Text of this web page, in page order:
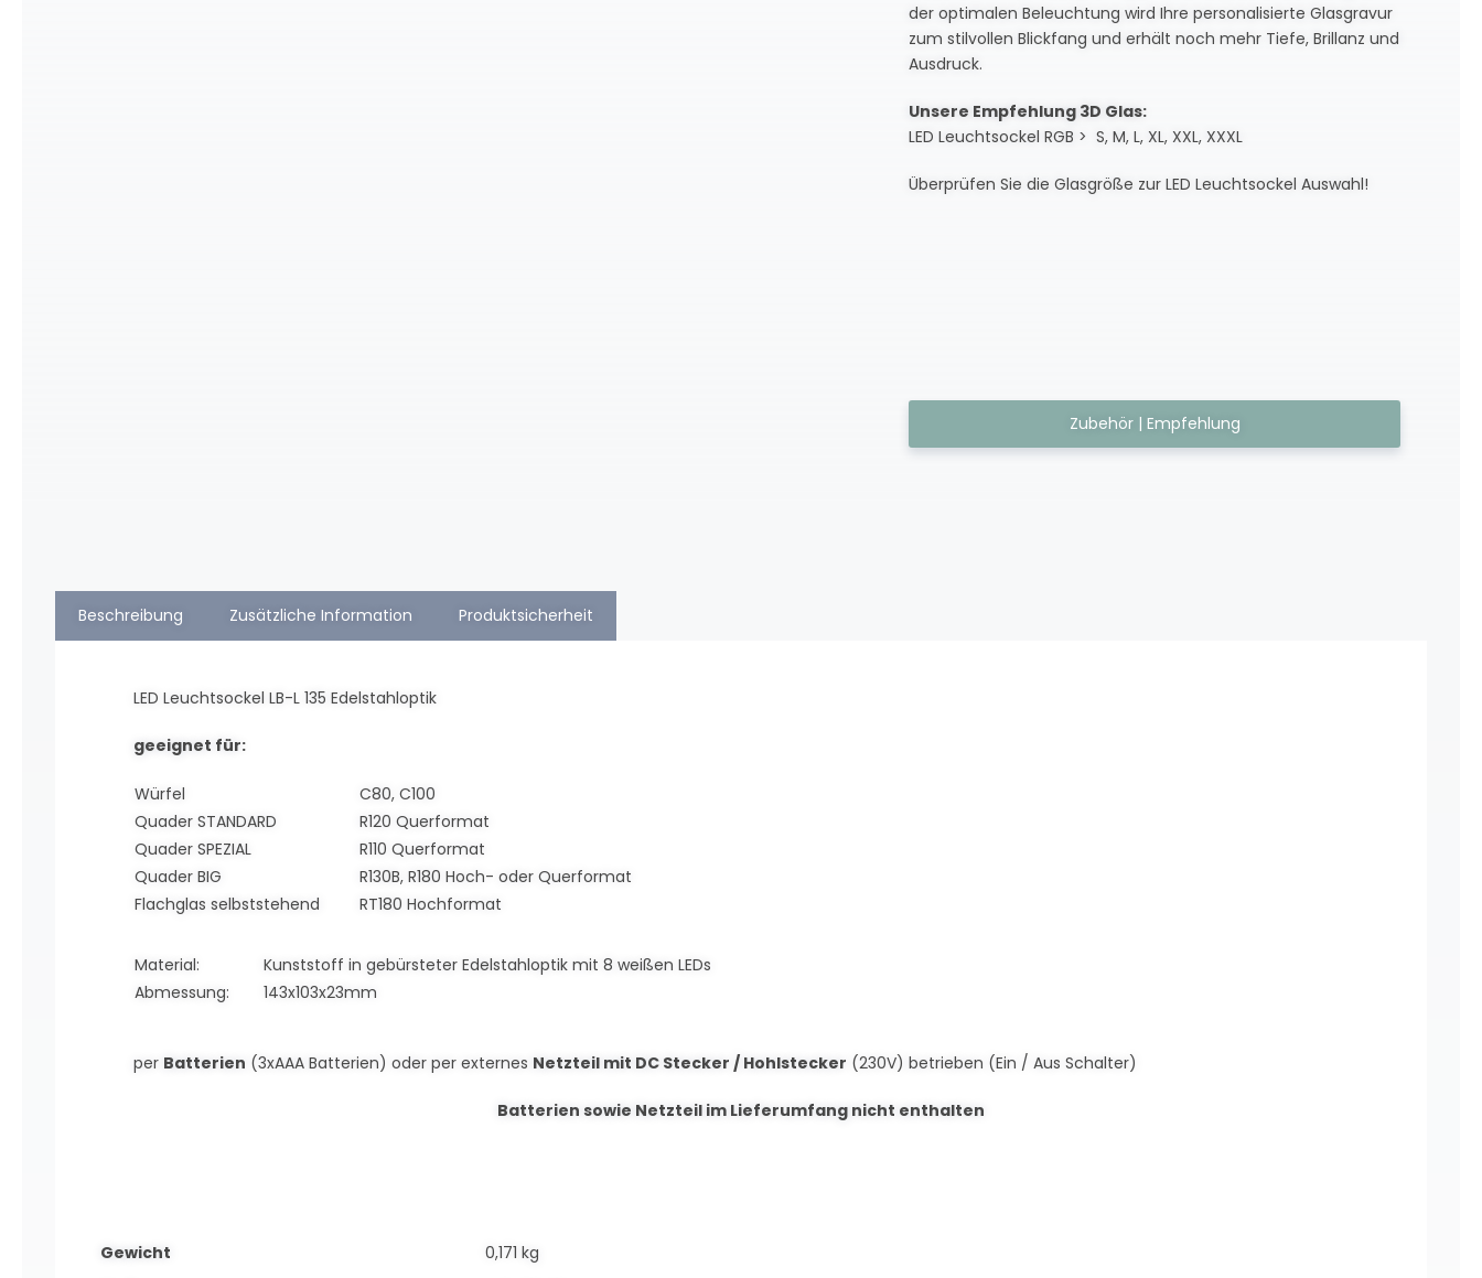
der optimalen Beleuchtung wird Ihre personalisierte Glasgravur
zum stilvollen Blickfang und erhält noch mehr Tiefe, Brillanz und
Ausdruck.
Unsere Empfehlung 3D Glas:
LED Leuchtsockel RGB > S, M, L, XL, XXL, XXXL
Überprüfen Sie die Glasgröße zur LED Leuchtsockel Auswahl!
Zubehör | Empfehlung
Beschreibung Zusätzliche Information Produktsicherheit
LED Leuchtsockel LB-L 135 Edelstahloptik
geeignet für:
Würfel
C80, C100
Quader STANDARD
R120 Querformat
Quader SPEZIAL
R110 Querformat
Quader BIG
R130B, R180 Hoch- oder Querformat
Flachglas selbststehend
RT180 Hochformat
Material:
Kunststoff in gebürsteter Edelstahloptik mit 8 weißen LEDs
Abmessung:
143x103x23mm
per Batterien (3xAAA Batterien) oder per externes Netzteil mit DC Stecker / Hohlstecker (230V) betrieben (Ein / Aus Schalter)
Batterien sowie Netzteil im Lieferumfang nicht enthalten
Gewicht
0,171 kg